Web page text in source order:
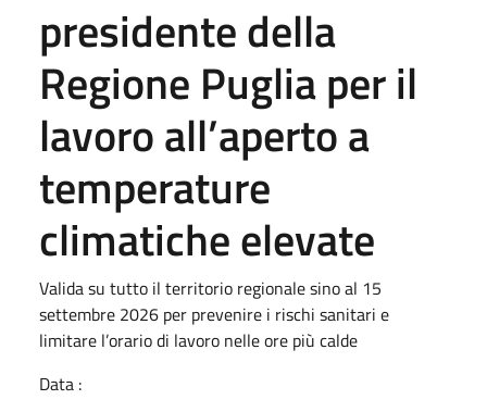
presidente della
Regione Puglia per il
lavoro all’aperto a
temperature
climatiche elevate
Valida su tutto il territorio regionale sino al 15
settembre 2026 per prevenire i rischi sanitari e
limitare l’orario di lavoro nelle ore più calde
Data :